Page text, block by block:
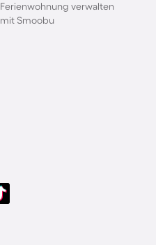
Ferienwohnung verwalten
mit Smoobu